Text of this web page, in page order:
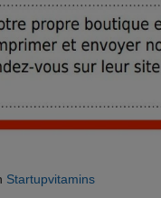
Startupvitamins